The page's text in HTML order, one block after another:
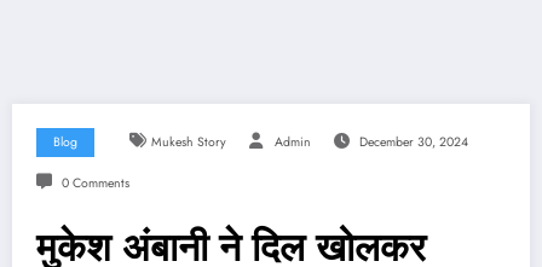
Blog Mukesh Story Admin December 30, 2024
0 Comments
मुकेश अंबानी ने दिल खोलकर